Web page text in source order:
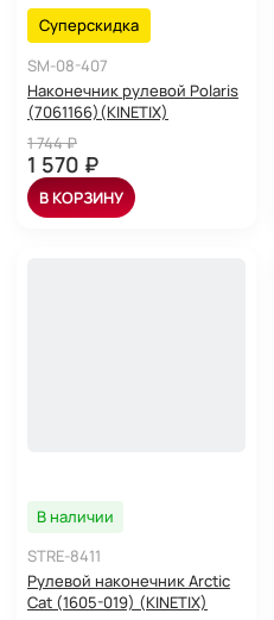
Суперскидка
SM-08-407
Наконечник рулевой Polaris
(7061166)(KINETIX)
1 744 ₽
1 570 ₽
В КОРЗИНУ
В наличии
STRE-8411
Рулевой наконечник Arctic
Cat (1605-019) (KINETIX)